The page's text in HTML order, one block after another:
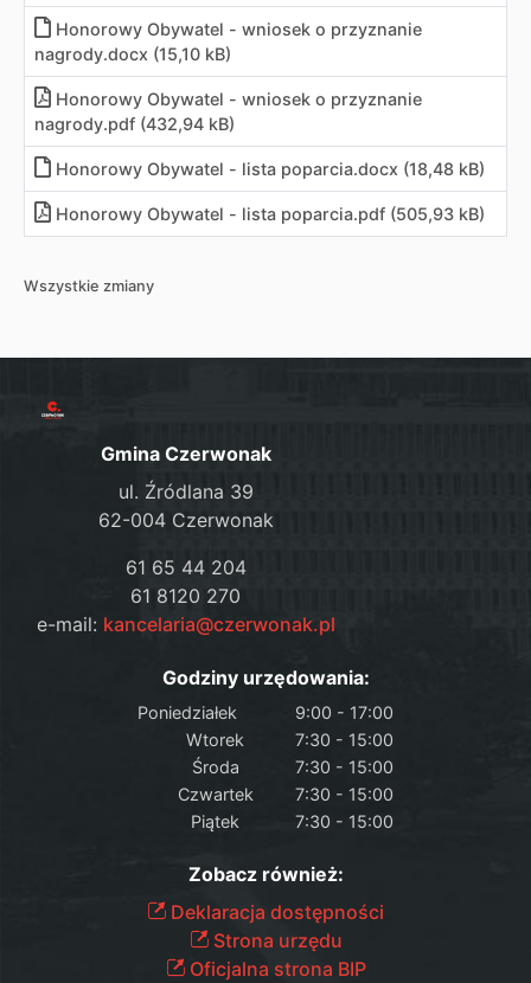
Honorowy Obywatel - wniosek o przyznanie
nagrody.docx (15,10 kB)
Honorowy Obywatel - wniosek o przyznanie
nagrody.pdf (432,94 kB)
Honorowy Obywatel - lista poparcia.docx (18,48 kB)
Honorowy Obywatel - lista poparcia.pdf (505,93 kB)
Wszystkie zmiany
Gmina Czerwonak
ul. Źródlana 39
62-004 Czerwonak
61 65 44 204
61 8120 270
e-mail: kancelaria@czerwonak.pl
Godziny urzędowania:
Poniedziałek
9:00 - 17:00
Wtorek
7:30 - 15:00
Środa
7:30 - 15:00
Czwartek
7:30 - 15:00
Piątek
7:30 - 15:00
Zobacz również:
Deklaracja dostępności
Strona urzędu
Oficjalna strona BIP